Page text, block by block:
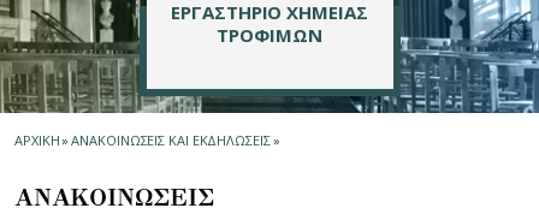
ΕΡΓΑΣΤΗΡΙΟ ΧΗΜΕΙΑΣ
ΤΡΟΦΙΜΩΝ
ΑΡΧΙΚΗ» ΑΝΑΚΟΙΝΩΣΕΙΣ ΚΑΙ ΕΚΔΗΛΩΣΕΙΣ»
ΑΝΑΚΟΙΝΩΣΕΙΣ